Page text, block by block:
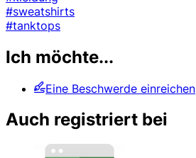
#sweatshirts
#tanktops
Ich möchte...
Eine Beschwerde einreichen
Auch registriert bei